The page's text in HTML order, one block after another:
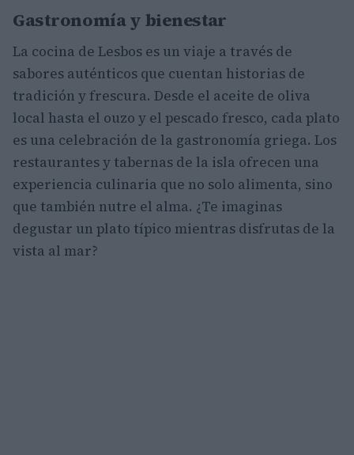
Gastronomía y bienestar
La cocina de Lesbos es un viaje a través de
sabores auténticos que cuentan historias de
tradición y frescura. Desde el aceite de oliva
local hasta el ouzo y el pescado fresco, cada plato
es una celebración de la gastronomía griega. Los
restaurantes y tabernas de la isla ofrecen una
experiencia culinaria que no solo alimenta, sino
que también nutre el alma. ¿Te imaginas
degustar un plato típico mientras disfrutas de la
vista al mar?